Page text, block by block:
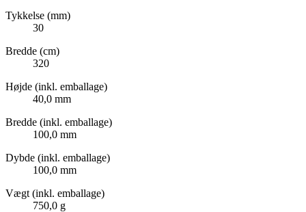
Tykkelse (mm)
30
Bredde (cm)
320
Højde (inkl. emballage)
40,0 mm
Bredde (inkl. emballage)
100,0 mm
Dybde (inkl. emballage)
100,0 mm
Vægt (inkl. emballage)
750,0 g